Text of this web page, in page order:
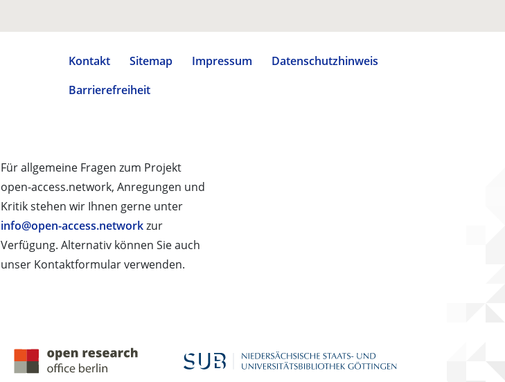
Kontakt Sitemap Impressum
Datenschutzhinweis
Barrierefreiheit
Für allgemeine Fragen zum Projekt
open-access.network, Anregungen und
Kritik stehen wir Ihnen gerne unter
info@open-access.networkzur
Verfügung. Alternativ können Sie auch
unser Kontaktformular verwenden.